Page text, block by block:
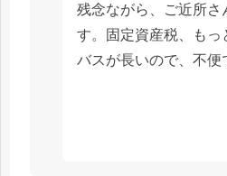
残念ながら、ご近所さ
す。固定資産税、もっ
バスが長いので、不便